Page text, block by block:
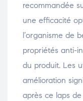
recommandée
une efficacité
l’organisme de
propriétés anti-
du produit. Les
amélioration
après ce laps